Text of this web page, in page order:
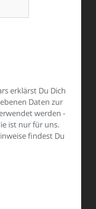
erklärst Du Dich
Daten zur
werden -
ist nur für uns.
findest Du